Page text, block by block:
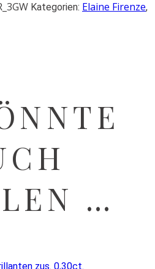
Kategorien: Elaine Firenze,
…